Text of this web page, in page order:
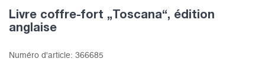
Livre coffre-fort „Toscana“, édition
anglaise
Numéro d'article: 366685